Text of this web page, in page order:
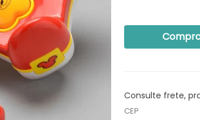
Consulte frete,
CEP